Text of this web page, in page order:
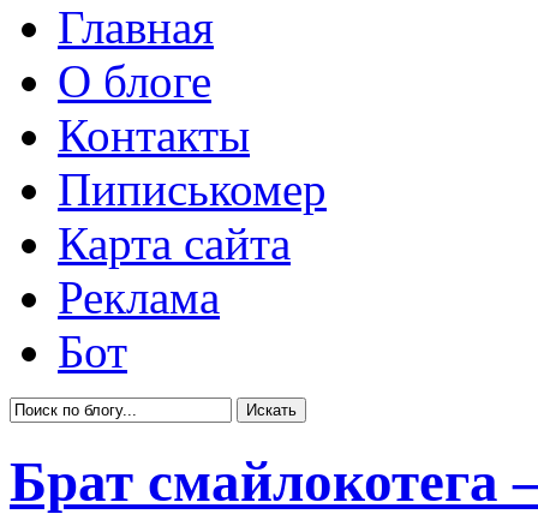
Главная
О блоге
Контакты
Пиписькомер
Карта сайта
Реклама
Бот
Брат